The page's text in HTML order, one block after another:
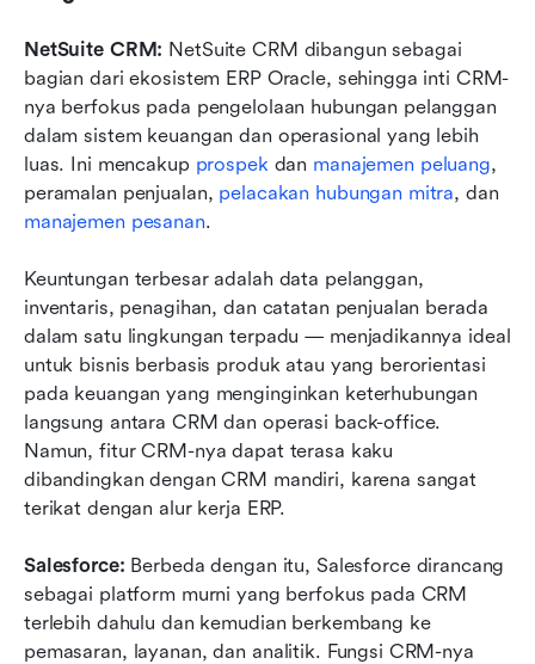
NetSuite CRM: NetSuite CRM dibangun sebagai
bagian dari ekosistem ERP Oracle, sehingga inti CRM-
nya berfokus pada pengelolaan hubungan pelanggan
dalam sistem keuangan dan operasional yang lebih
luas. Ini mencakup prospek dan manajemen peluang,
peramalan penjualan, pelacakan hubungan mitra
manajemen pesanan.
Keuntungan terbesar adalah data pelanggan,
inventaris, penagihan, dan catatan penjualan berada
dalam satu lingkungan terpadu — menjadikannya ideal
untuk bisnis berbasis produk atau yang berorientasi
pada keuangan yang menginginkan keterhubungan
langsung antara CRM dan operasi back-office.
Namun, fitur CRM-nya dapat terasa kaku
dibandingkan dengan CRM mandiri, karena sangat
terikat dengan alur kerja ERP.
Salesforce: Berbeda dengan itu, Salesforce dirancang
sebagai platform murni yang berfokus pada CRM
terlebih dahulu dan kemudian berkembang ke
pemasaran, layanan, dan analitik. Fungsi CRM-nya